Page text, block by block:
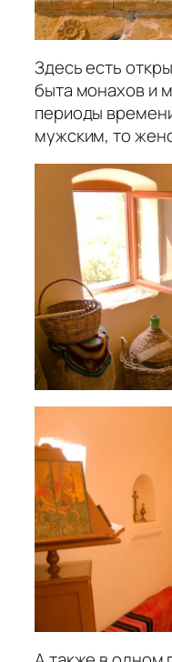
Здесь есть
быта монахов и
периоды
мужским, то